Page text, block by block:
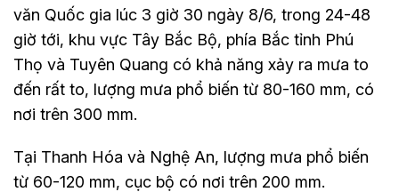
văn Quốc gia lúc 3 giờ 30 ngày 8/6, trong 24-48
giờ tới, khu vực Tây Bắc Bộ, phía Bắc tỉnh Phú
Thọ và Tuyên Quang có khả năng xảy ra mưa to
đến rất to, lượng mưa phổ biến từ 80-160 mm, có
nơi trên 300 mm.
Tại Thanh Hóa và Nghệ An, lượng mưa phổ biến
từ 60-120 mm, cục bộ có nơi trên 200 mm.